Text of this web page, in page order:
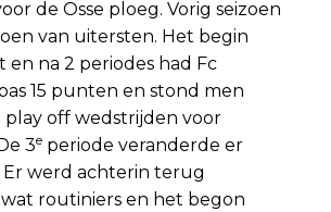
de Osse ploeg. Vorig seizoen
van uitersten. Het begin
en na 2 periodes had Fc
15 punten en stond men
play off wedstrijden voor
3eperiode veranderde er
Er werd achterin terug
routiniers en het begon